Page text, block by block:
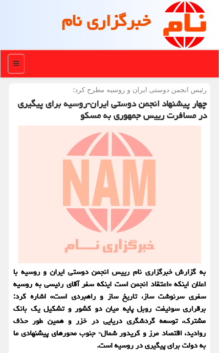
خبرگزاری نام
منو
رئیس انجمن دوستی ایران و روسیه مطرح كرد؛
چهار پیشنهاد انجمن دوستی ایران-روسیه برای پیگیری
در مسافرت رییس جمهوری به مسکو
به گزارش خبرگزاری نام رییس انجمن دوستی ایران و روسیه با
اعلان اینکه «اعتقاد انجمن است اینکه سفر آقای رئیسی به روسیه
سفری سرنوشت ساز، تاریخ ساز و راهبردی است» اشاره کرد:
برقراری سوئیفت روبل پایه میان دو کشور و تشکیل یک بانک
مشترک، توسعه گردشگری دریایی در خزر و همین طور حذف
روادید، اقتصاد مرز و کریدور شمال- جنوب محورهای پیشنهادی ما
به دولت برای پیگیری در روسیه است.